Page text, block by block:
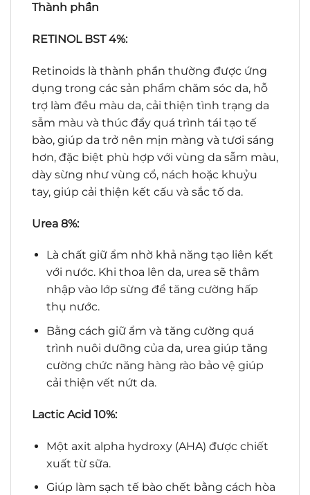
Thành phần
RETINOL BST 4%:
Retinoids là thành phần thường được ứng
dụng trong các sản phẩm chăm sóc da, hỗ
trợ làm đều màu da, cải thiện tình trạng da
sẫm màu và thúc đẩy quá trình tái tạo tế
bào, giúp da trở nên mịn màng và tươi sáng
hơn, đặc biệt phù hợp với vùng da sẫm màu,
dày sừng như vùng cổ, nách hoặc khuỷu
tay, giúp cải thiện kết cấu và sắc tố da.
Urea 8%:
Là chất giữ ẩm nhờ khả năng tạo liên kết
với nước. Khi thoa lên da, urea sẽ thâm
nhập vào lớp sừng để tăng cường hấp
thụ nước.
Bằng cách giữ ẩm và tăng cường quá
trình nuôi dưỡng của da, urea giúp tăng
cường chức năng hàng rào bảo vệ giúp
cải thiện vết nứt da.
Lactic Acid 10%:
Một axit alpha hydroxy (AHA) được chiết
xuất từ sữa.
Giúp làm sạch tế bào chết bằng cách hòa